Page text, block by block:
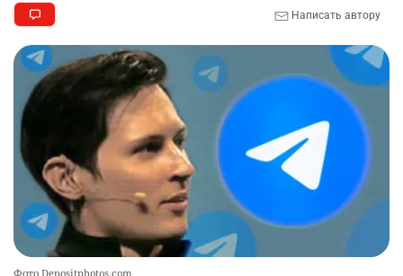
Написать автору
Фото Depositphotos.com